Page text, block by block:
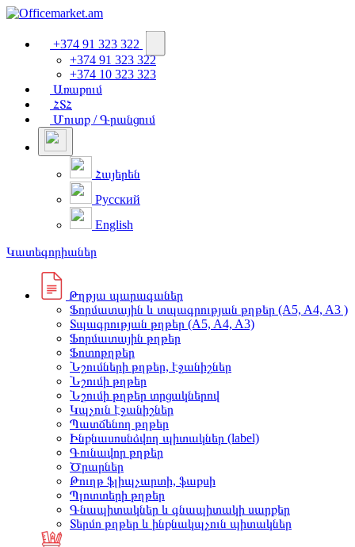
+374 91 323 322
+374 91 323 322
+374 10 323 323
Առաքում
ՀՏՀ
Մուտք / Գրանցում
Հայերեն
Русский
English
Կատեգորիաներ
Թղթյա պարագաներ
Ֆորմատային և տպագրության թղթեր (A5, A4, A3 )
Տպագրության թղթեր (A5, A4, A3)
Ֆորմատային թղթեր
Ֆոտոթղթեր
Նշումների թղթեր, էջանիշներ
Նշումի թղթեր
Նշումի թղթեր տրցակներով
Կպչուն էջանիշներ
Պատճենող թղթեր
Ինքնասոսնձվող պիտակներ (label)
Գունավոր թղթեր
Ծրարներ
Թուղթ ֆլիպչարտի, ֆաքսի
Պլոտտերի թղթեր
Գնապիտակներ և գնապիտակի սարքեր
Տերմո թղթեր և ինքնակպչուն պիտակներ